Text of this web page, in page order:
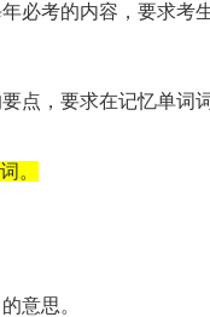
考的内容，要求考
，要求在记忆单词
。
意思。